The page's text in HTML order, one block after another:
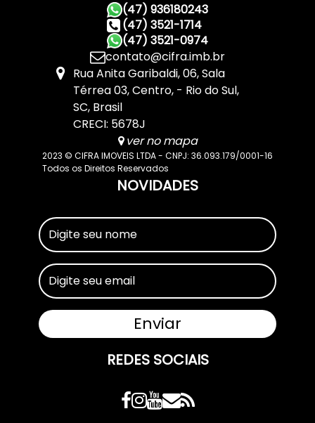
(47) 936180243
(47) 3521-1714
(47) 3521-0974
contato@cifra.imb.br
Rua Anita Garibaldi,06,Sala
Térrea 03,Centro, Rio do Sul,
SC, Brasil
CRECI: 5678J
ver no mapa
2023 © CIFRA IMOVEIS LTDA - CNPJ: 36.093.179/0001-16
Todos os Direitos Reservados
NOVIDADES
REDES SOCIAIS